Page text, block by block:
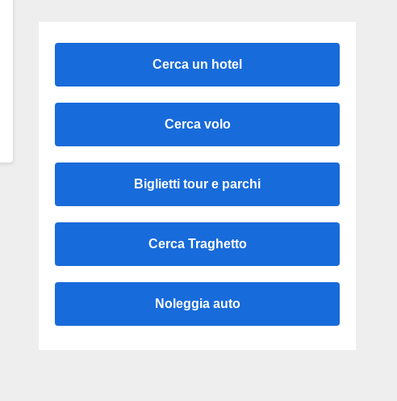
Cerca un hotel
Cerca volo
Biglietti tour e parchi
Cerca Traghetto
Noleggia auto